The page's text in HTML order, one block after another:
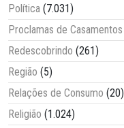
Política (7.031)
Proclamas de Casamentos
Redescobrindo (261)
Região (5)
Relações de Consumo (20)
Religião (1.024)